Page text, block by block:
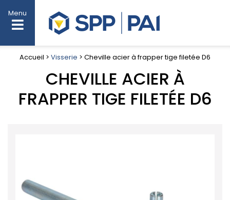
Menu
Accueil > Visserie > Cheville acier à frapper tige filetée D6
CHEVILLE ACIER À
FRAPPER TIGE FILETÉE D6